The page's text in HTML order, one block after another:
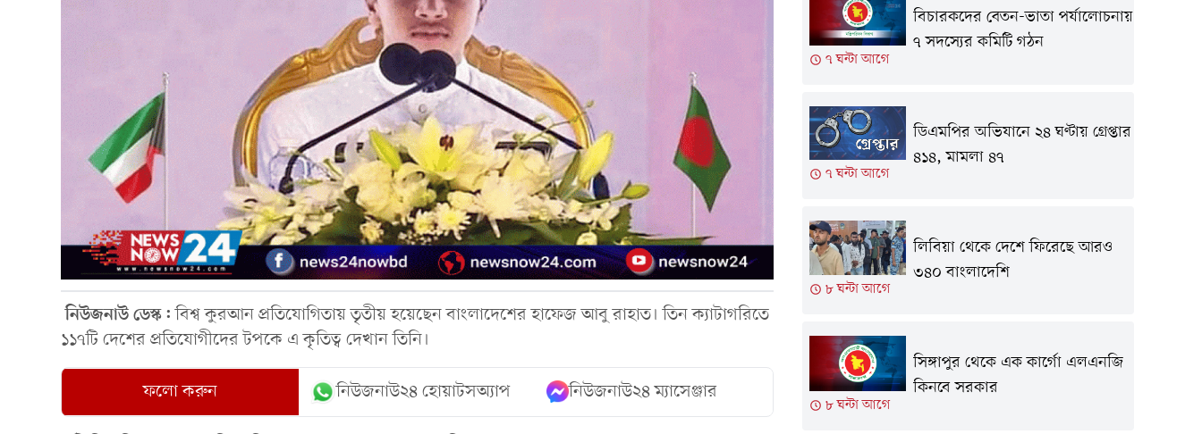
নিউজনাউ ডেস্ক:বিশ্ব কুরআন প্রতিযোগিতায় তৃতীয় হয়েছেন বাংলাদেশের হাফেজ আবু রাহাত। তিন ক্যাটাগরিতে
১১৭টি দেশের প্রতিযোগীদের টপকে এ কৃতিত্ব দেখান তিনি।
ফলো করুন নিউজনাউ২৪ হোয়াটসঅ্যাপ নিউজনাউ২৪ ম্যাসেঞ্জার
৭ ঘন্টা আগে
বিচারকদের বেতন-ভাতা পর্যালোচনায়
৭ সদস্যের কমিটি গঠন
৭ ঘন্টা আগে
ডিএমপির অভিযানে ২৪ ঘণ্টায় গ্রেপ্তার
৪১৪, মামলা ৪৭
৮ ঘন্টা আগে
লিবিয়া থেকে দে‌শে ফি‌রে‌ছে আরও
৩৪০ বাংলাদেশি
৮ ঘন্টা আগে
সিঙ্গাপুর থেকে এক কার্গো এলএনজি
কিনবে সরকার